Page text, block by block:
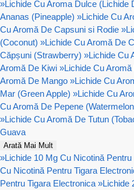
»Lichide Cu Aroma Dulce (Lichide
Ananas (Pineapple) »Lichide Cu
Cu Aromă De Capsuni si Rodie »
(Coconut) »Lichide Cu Aromă De
Căpșuni (Strawberry) »Lichide Cu
Aromă De Kiwi »Lichide Cu
Aromă De Mango »Lichide Cu
Mar (Green Apple) »Lichide Cu
Cu Aromă De Pepene
»Lichide Cu Aromă De Tutun
Guava
Arată Mai Mult
»Lichide 10 Mg Cu Nicotină
Cu Nicotină Pentru Tigara
Pentru Tigara Electronica »Lichide